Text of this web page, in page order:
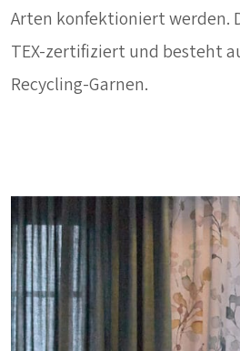
Arten konfektioniert werden.
TEX-zertifiziert und besteht
Recycling-Garnen.